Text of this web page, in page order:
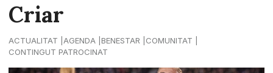
Criar
ACTUALITAT AGENDA BENESTAR
COMUNITAT
CONTINGUT PATROCINAT